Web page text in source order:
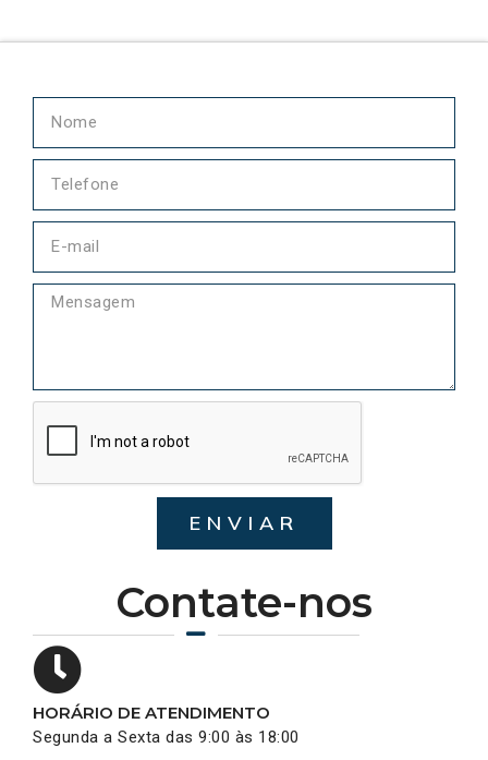
Contate-nos
HORÁRIO DE ATENDIMENTO
Segunda a Sexta das 9:00 às 18:00
ENVIAR